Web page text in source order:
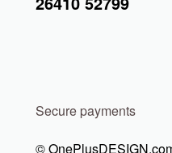
Secure payments
©